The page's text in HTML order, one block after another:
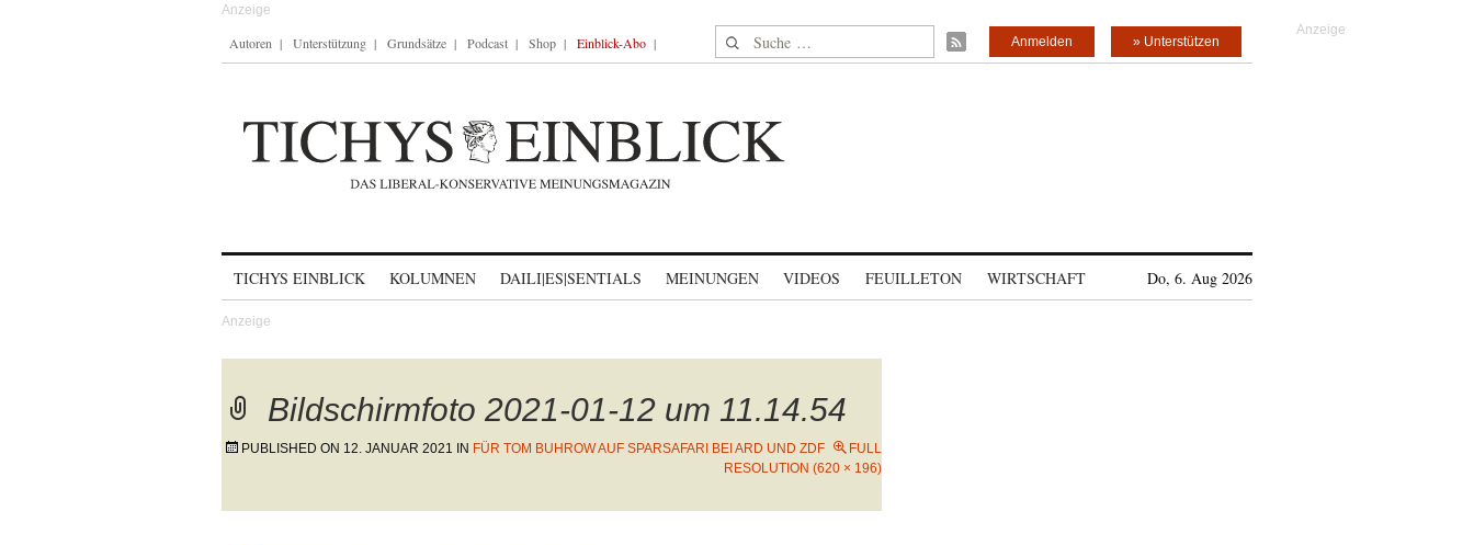
Autoren Unterstützung Grundsätze Podcast Shop Einblick-Abo Suche nach: » Unterstützen
Anmelden
TICHYS EINBLICK KOLUMNEN DAILI|ES|SENTIALS MEINUNGEN VIDEOS FEUILLETON WIRTSCHAFT Do, 6. Aug 2026
Bildschirmfoto 2021-01-12 um 11.14.54
PUBLISHED ON 12. JANUAR 2021 IN FÜR TOM BUHROW AUF SPARSAFARI BEI ARD UND ZDF
FULL
RESOLUTION (620 × 196)